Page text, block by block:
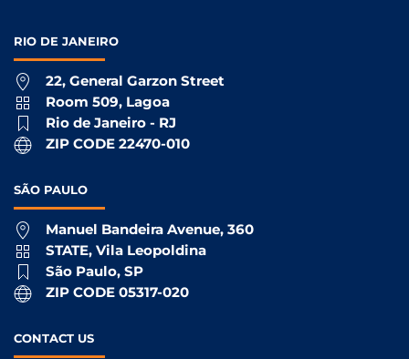
RIO DE JANEIRO
22, General Garzon Street
Room 509, Lagoa
Rio de Janeiro - RJ
ZIP CODE 22470-010
SÃO PAULO
Manuel Bandeira Avenue, 360
STATE, Vila Leopoldina
São Paulo, SP
ZIP CODE 05317-020
CONTACT US